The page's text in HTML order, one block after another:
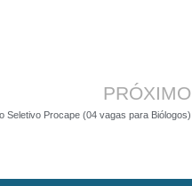
PRÓXIMO
Seletivo Procape (04 vagas para Biólogos)